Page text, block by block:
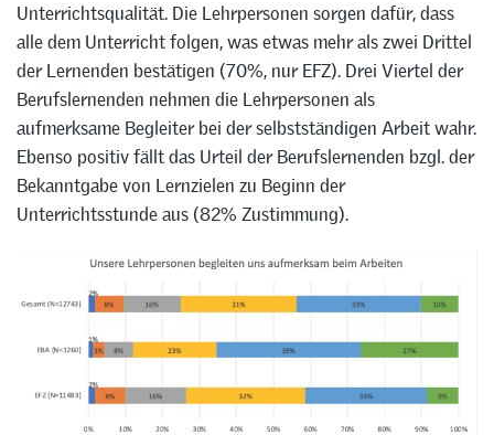
Unterrichtsqualität. Die Lehrpersonen sorgen dafür, dass
alle dem Unterricht folgen, was etwas mehr als zwei Drittel
der Lernenden bestätigen (70%, nur EFZ). Drei Viertel der
Berufslernenden nehmen die Lehrpersonen als
aufmerksame Begleiter bei der selbstständigen Arbeit wahr.
Ebenso positiv fällt das Urteil der Berufslernenden bzgl. der
Bekanntgabe von Lernzielen zu Beginn der
Unterrichtsstunde aus (82% Zustimmung).